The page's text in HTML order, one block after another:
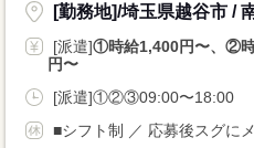
[勤務地]/埼玉県越谷市 /
[派遣]①時給1,400円〜、②
円〜
[派遣]①②③09:00〜18:00